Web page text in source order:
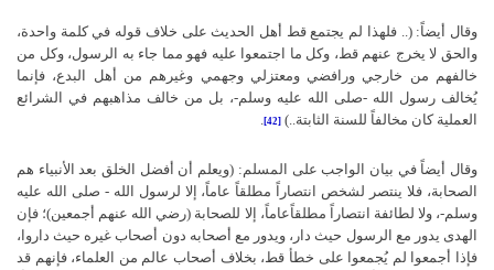
وقال أيضاً: (.. فلهذا لم يجتمع قط أهل الحديث على خلاف قوله في كلمة واحدة،
والحق لا يخرج عنهم قط، وكل ما اجتمعوا عليه فهو مما جاء به الرسول، وكل من
خالفهم من خارجي ورافضي ومعتزلي وجهمي وغيرهم من أهل البدع، فإنما
يُخالف رسول الله -صلى الله عليه وسلم-، بل من خالف مذاهبهم في الشرائع
العملية كان مخالفاً للسنة الثابتة..) [42]
وقال أيضاً في بيان الواجب على المسلم: (ويعلم أن أفضل الخلق بعد الأنبياء هم
الصحابة، فلا ينتصر لشخص انتصاراً مطلقاً عاماً، إلا لرسول الله - صلى الله عليه
وسلم-، ولا لطائفة انتصاراً مطلقاًعاماً، إلا للصحابة (رضي الله عنهم أجمعين)؛ فإن
الهدى يدور مع الرسول حيث دار، ويدور مع أصحابه دون أصحاب غيره حيث داروا،
فإذا أجمعوا لم يُجمعوا على خطأ قط، بخلاف أصحاب عالم من العلماء، فإنهم قد